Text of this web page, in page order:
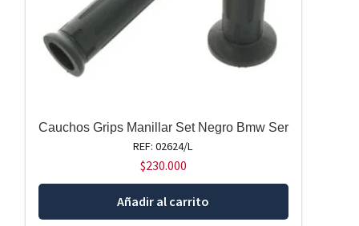
Cauchos Grips Manillar Set Negro Bmw Ser
REF: 02624/L
$230.000
Añadir al carrito